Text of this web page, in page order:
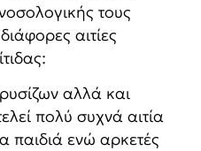
τους
αιτίες
αλλά και
πολύ συχνά αιτία
παιδιά ενώ αρκετές